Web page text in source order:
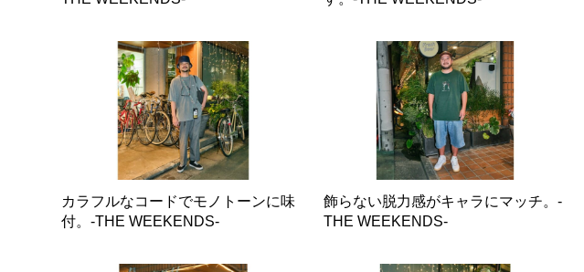
カラフルなコードでモノトーンに味
付。-THE WEEKENDS-
飾らない脱力感がキャラにマッチ。-
THE WEEKENDS-